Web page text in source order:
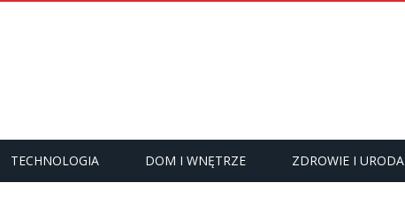
TECHNOLOGIA DOM I WNĘTRZE ZDROWIE I URODA